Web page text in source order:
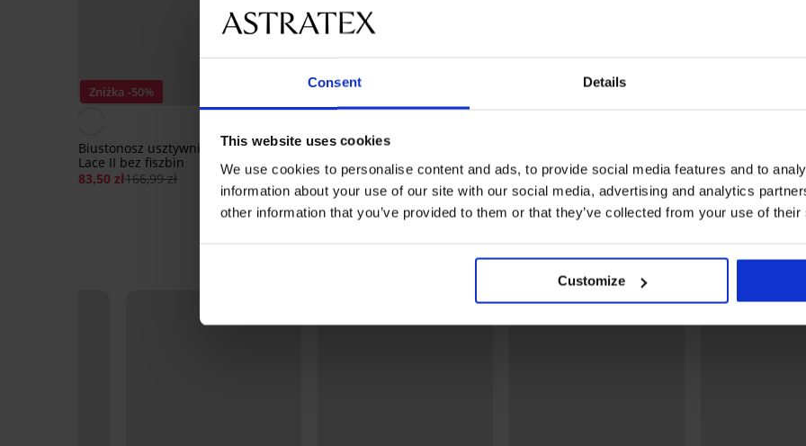
Consent Details
This website uses cookies
We use cookies to personalise content and ads, to provide social media features and to
information about your use of our site with our social media, advertising and analytics
other information that you’ve provided to them or that they’ve collected from your use of
Customize
Zniżka -50%
Biustonosz usztywniany Soft
Lace II bez fiszbin
83,50 zł166,99 zł
Bestseller
Biustonosz Spacer Delicate
Flower
185,99 zł
Push Perfect Bardot
241,99 zł
Biustonosz Spacer 3D
Grace New
222,99 zł
Odkryj podobne produkty